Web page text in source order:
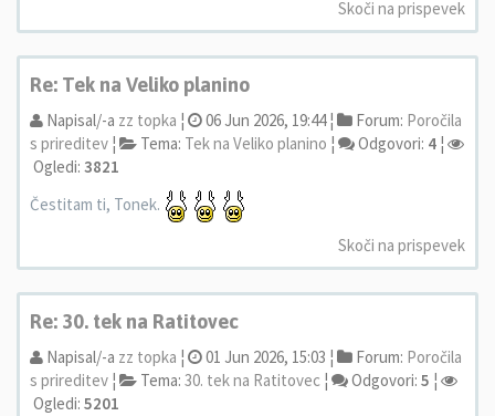
Skoči na prispevek
Re: Tek na Veliko planino
Napisal/-a zz topka ¦ 06 Jun 2026, 19:44 ¦ Forum: Poročila
s prireditev ¦ Tema: Tek na Veliko planino ¦ Odgovori: 4 ¦
Ogledi: 3821
Čestitam ti, Tonek.
Skoči na prispevek
Re: 30. tek na Ratitovec
Napisal/-a zz topka ¦ 01 Jun 2026, 15:03 ¦ Forum: Poročila
s prireditev ¦ Tema: 30. tek na Ratitovec ¦ Odgovori: 5 ¦
Ogledi: 5201